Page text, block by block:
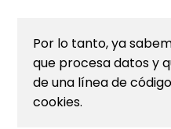
Por lo tanto, ya
que procesa datos y
de una línea de
cookies.